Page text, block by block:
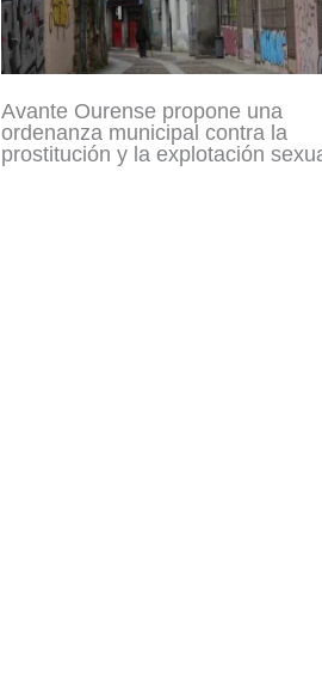
Avante Ourense propone una
ordenanza municipal contra la
prostitución y la explotación